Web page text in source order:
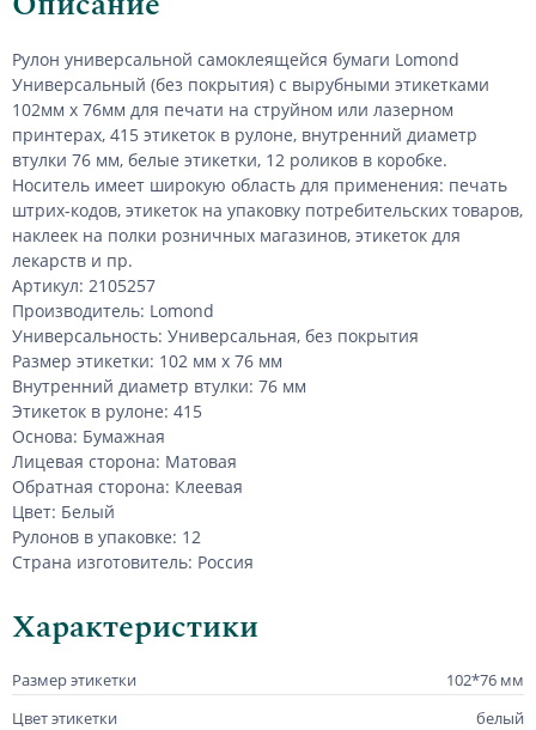
Рулон универсальной самоклеящейся бумаги Lomond
Универсальный (без покрытия) с вырубными этикетками
102мм х 76мм для печати на струйном или лазерном
принтерах, 415 этикеток в рулоне, внутренний диаметр
втулки 76 мм, белые этикетки, 12 роликов в коробке.
Носитель имеет широкую область для применения: печать
штрих-кодов, этикеток на упаковку потребительских товаров,
наклеек на полки розничных магазинов, этикеток для
лекарств и пр.
Артикул: 2105257
Производитель: Lomond
Универсальность: Универсальная, без покрытия
Размер этикетки: 102 мм х 76 мм
Внутренний диаметр втулки: 76 мм
Этикеток в рулоне: 415
Основа: Бумажная
Лицевая сторона: Матовая
Обратная сторона: Клеевая
Цвет: Белый
Рулонов в упаковке: 12
Страна изготовитель: Россия
Характеристики
Размер этикетки
102*76 мм
Цвет этикетки
белый